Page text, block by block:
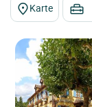
Karte